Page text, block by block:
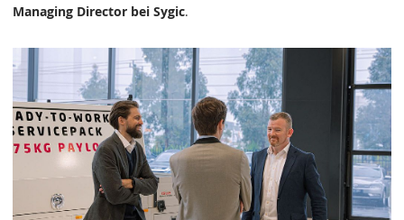
Managing Director bei Sygic.